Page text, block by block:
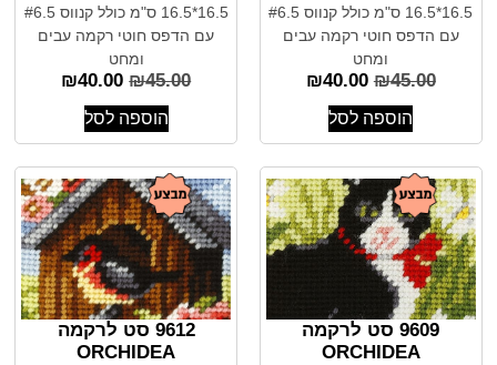
16.5*16.5 ס"מ כולל קנווס #6.5
עם הדפס חוטי רקמה עבים
ומחט
₪45.00
₪40.00
הוספה לסל
16.5*16.5 ס"מ כולל קנווס #6.5
עם הדפס חוטי רקמה עבים
ומחט
₪45.00
₪40.00
הוספה לסל
9609 סט לרקמה
ORCHIDEA
9612 סט לרקמה
ORCHIDEA